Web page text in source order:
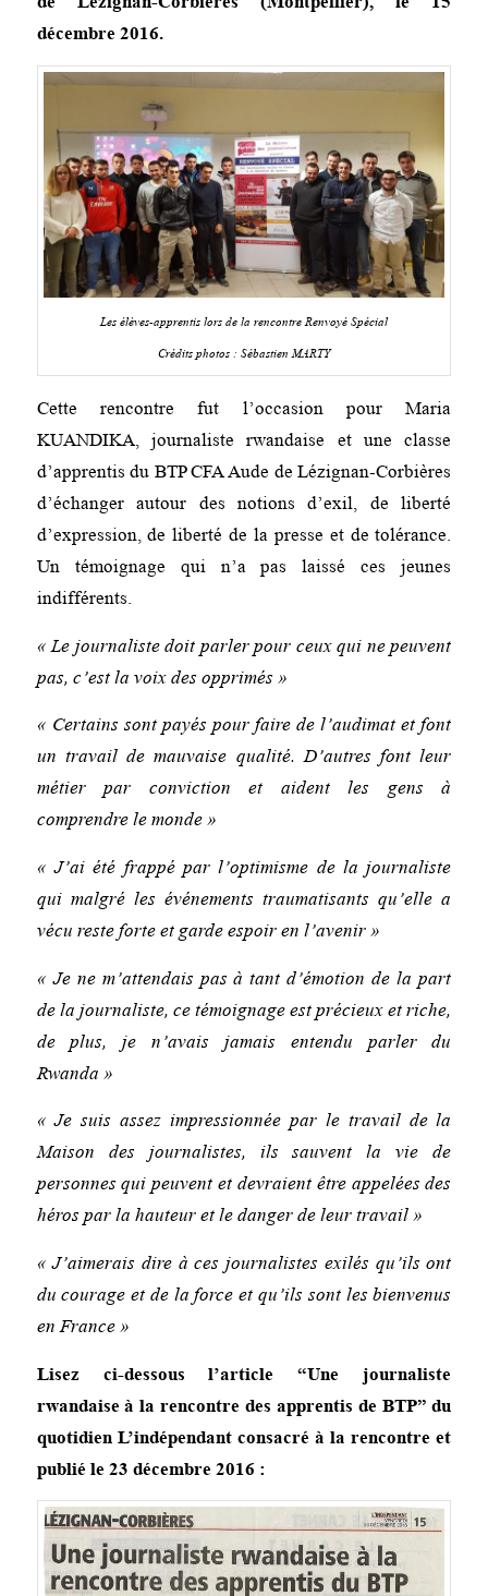
décembre 2016.
Les élèves-apprentis lors de la rencontre Renvoyé Spécial
Crédits photos : Sébastien MARTY
Cette rencontre fut l’occasion pour Maria
KUANDIKA, journaliste rwandaise et une classe
d’apprentis du BTP CFA Aude de Lézignan-Corbières
d’échanger autour des notions d’exil, de liberté
d’expression, de liberté de la presse et de tolérance.
Un témoignage qui n’a pas laissé ces jeunes
indifférents.
« Le journaliste doit parler pour ceux qui ne peuvent
pas, c’est la voix des opprimés »
« Certains sont payés pour faire de l’audimat et font
un travail de mauvaise qualité. D’autres font leur
métier par conviction et aident les gens à
comprendre le monde »
« J’ai été frappé par l’optimisme de la journaliste
qui malgré les événements traumatisants qu’elle a
vécu reste forte et garde espoir en l’avenir »
« Je ne m’attendais pas à tant d’émotion de la part
de la journaliste, ce témoignage est précieux et riche,
de plus, je n’avais jamais entendu parler du
Rwanda »
« Je suis assez impressionnée par le travail de la
Maison des journalistes, ils sauvent la vie de
personnes qui peuvent et devraient être appelées des
héros par la hauteur et le danger de leur travail »
« J’aimerais dire à ces journalistes exilés qu’ils ont
du courage et de la force et qu’ils sont les bienvenus
en France »
Lisez ci-dessous l’article “Une journaliste
rwandaise à la rencontre des apprentis de BTP” du
quotidien L’indépendantconsacré à la rencontre et
publié le 23 décembre 2016 :